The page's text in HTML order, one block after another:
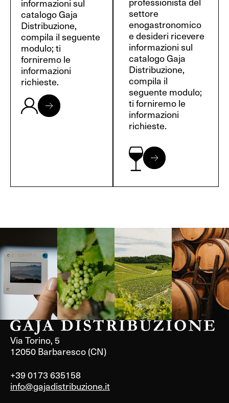
informazioni sul
catalogo Gaja
Distribuzione,
compila il seguente
modulo; ti
forniremo le
informazioni
richieste.
settore
enogastronomico
e desideri ricevere
informazioni sul
catalogo Gaja
Distribuzione,
compila il
seguente modulo;
ti forniremo le
informazioni
richieste.
Borgogna,
Francia
Borgogna,
Francia
Instagram
Via Torino, 5
12050 Barbaresco (CN)
+39 0173 635158
info@gajadistribuzione.it